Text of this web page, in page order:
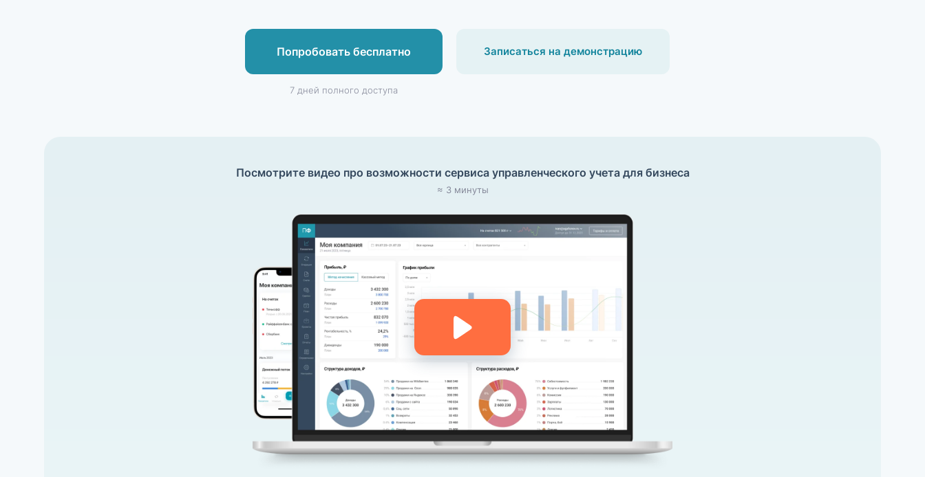
Попробовать бесплатно
7 дней полного доступа
Записаться на демонстрацию
Посмотрите видео про возможности сервиса управленческого учета для бизнеса
≈ 3 минуты
Кнопка